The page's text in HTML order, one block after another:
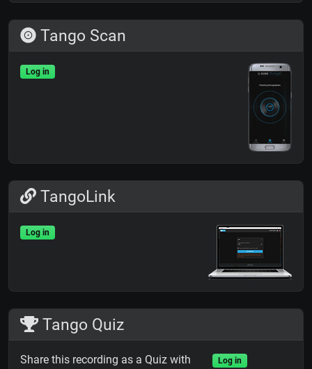
Tango Scan
Log in
TangoLink
Log in
Tango Quiz
Share this recording as a Quiz with
Log in